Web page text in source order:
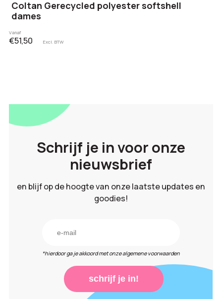
Coltan Gerecycled polyester softshell
dames
Vanaf
€51,50 Excl. BTW
Schrijf je in voor onze
nieuwsbrief
en blijf op de hoogte van onze laatste updates en
goodies!
*hierdoor ga je akkoord met onze algemene voorwaarden
schrijf je in!